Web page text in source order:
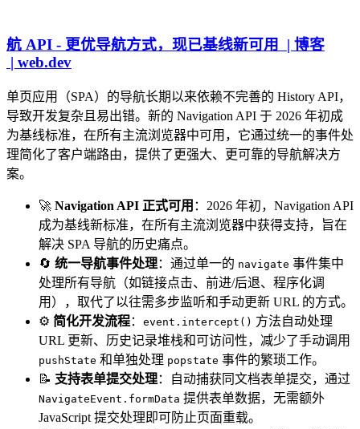
航 API - 更优导航方式，现已基线新可用 | 博客
| web.dev
单页应用（SPA）的导航长期以来依赖不完善的 History API，
导致开发复杂且易出错。新的 Navigation API 于 2026 年初成
为基线标准，在所有主流浏览器中可用，它通过统一的事件处
理简化了客户端路由，提供了更强大、更可靠的导航解决方
案。
🚀 Navigation API 正式可用 ：2026 年初，Navigation API
成为基线新标准，在所有主流浏览器中获得支持，旨在
解决 SPA 导航的历史痛点。
🔄 统一导航事件处理：通过单一的 navigate 事件集中
处理所有导航（如链接点击、前进/后退、程序化调
用），取代了以往需多步监听和手动更新 URL 的方式。
⚙️ 简化开发流程： event.intercept() 方法自动处理
URL 更新、历史记录堆栈和可访问性，减少了手动调用
pushState 和单独处理 popstate 事件的繁琐工作。
📝 支持表单提交处理：自动捕获同文档表单提交，通过
NavigateEvent.formData 提供表单数据，无需额外
JavaScript 提交处理即可防止页面重载。